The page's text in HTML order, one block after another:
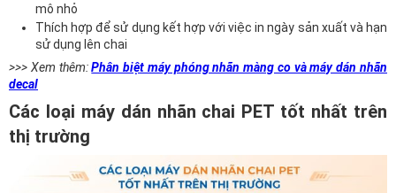
mô nhỏ
Thích hợp để sử dụng kết hợp với việc in ngày sản xuất và hạn
sử dụng lên chai
>>> Xem thêm:Phân biệt máy phóng nhãn màng co và máy dán nhãn
decal
Các loại máy dán nhãn chai PET tốt nhất trên
thị trường